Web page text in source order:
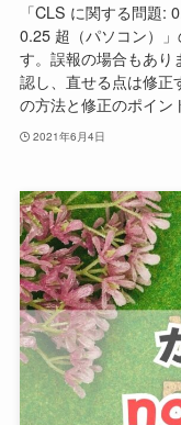
「CLS に関する問題:
0.25 超（パソコン）
す。誤報の場合もあり
認し、直せる点は修正
の方法と修正のポイン
2021年6月4日